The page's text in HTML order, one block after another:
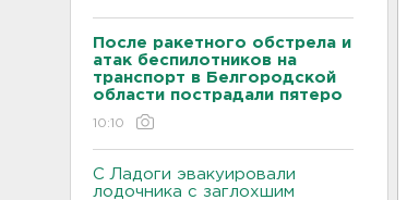
После ракетного обстрела и
атак беспилотников на
транспорт в Белгородской
области пострадали пятеро
10:10
С Ладоги эвакуировали
лодочника с заглохшим